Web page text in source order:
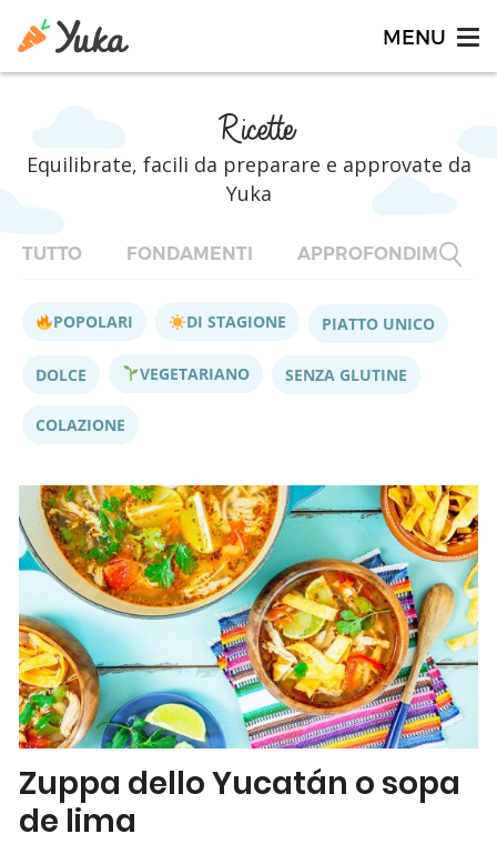
Ricette
Equilibrate, facili da preparare e approvate da
Yuka
TUTTO FONDAMENTI APPROFONDIMENTI
POPOLARI DI STAGIONE PIATTO UNICO
DOLCE VEGETARIANO SENZA GLUTINE
COLAZIONE
Zuppa dello Yucatán o sopa
de lima